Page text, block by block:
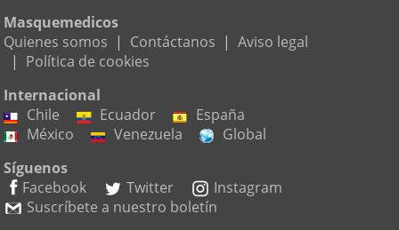
Calle 70B # 41-93, Barranquilla
Clinica La Merced
Calle 60 # 38-29, Barranquilla
Anuar Jose Cure Cusse
356 27 12 ¿ 378 34 61
Carrera 50 # 80-18 Cons. 206, Barranquilla
1,4km)
Masquemedicos
Quienes somos | Contáctanos | Aviso legal
| Política de cookies
Internacional
Chile
Ecuador
España
México
Venezuela
Global
Síguenos
Facebook
Twitter
Instagram
Suscríbete a nuestro boletín